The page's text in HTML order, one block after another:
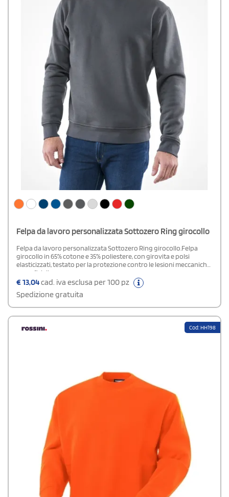
Felpa da lavoro personalizzata Sottozero Ring girocollo
Felpa da lavoro personalizzata Sottozero Ring girocollo.Felpa
girocollo in 65% cotone e 35% poliestere, con girovita e polsi
elasticizzati, testato per la protezione contro le lesioni meccaniche
superficiali.
€13,04cad. iva esclusa per 100 pz
Spedizione gratuita
Cod: HH198